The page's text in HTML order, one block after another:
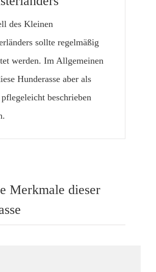
des Kleinen
sollte regelmäßig
werden. Im Allgemeinen
Hunderasse aber als
beschrieben
Merkmale dieser